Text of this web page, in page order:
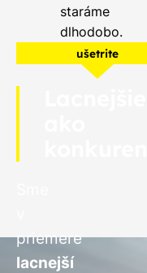
staráme
dlhodobo.
ušetrite
priemere
lacnejší